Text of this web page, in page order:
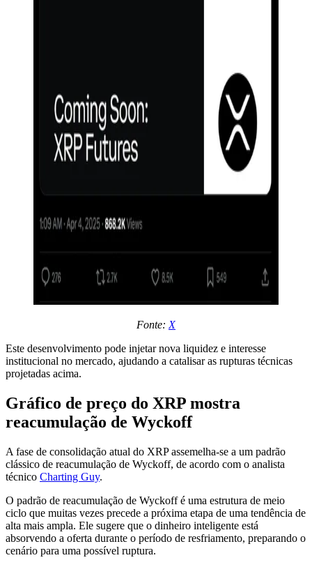
Fonte: X
Este desenvolvimento pode injetar nova liquidez e interesse
institucional no mercado, ajudando a catalisar as rupturas técnicas
projetadas acima.
Gráfico de preço do XRP mostra
reacumulação de Wyckoff
A fase de consolidação atual do XRP assemelha-se a um padrão
clássico de reacumulação de Wyckoff, de acordo com o analista
técnico Charting Guy.
O padrão de reacumulação de Wyckoff é uma estrutura de meio
ciclo que muitas vezes precede a próxima etapa de uma tendência de
alta mais ampla. Ele sugere que o dinheiro inteligente está
absorvendo a oferta durante o período de resfriamento, preparando o
cenário para uma possível ruptura.